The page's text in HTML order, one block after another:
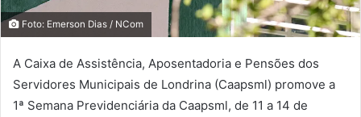
Foto: Emerson Dias / NCom
A Caixa de Assistência, Aposentadoria e Pensões dos
Servidores Municipais de Londrina (Caapsml) promove a
1ª Semana Previdenciária da Caapsml, de 11 a 14 de